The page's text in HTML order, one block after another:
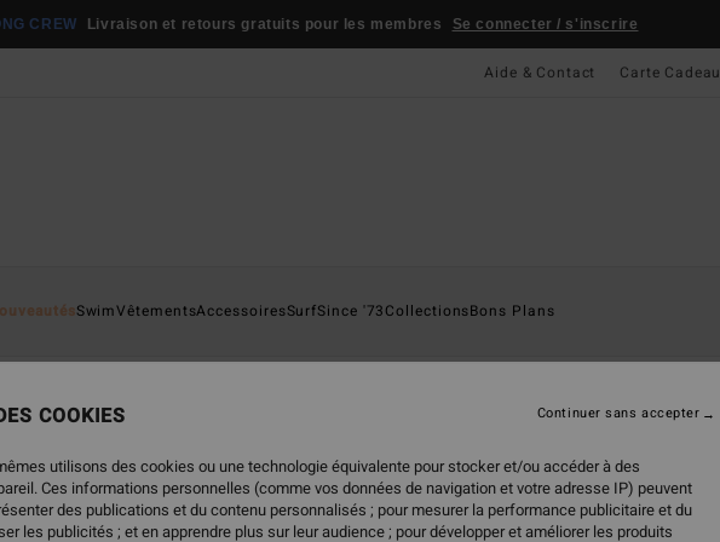
JEU CONCOURS Gagnez la planche emblématique d'Andy Irons 🏄
Aide & Contact Carte Cadeau
SwimVêtementsAccessoiresSurfSince '73CollectionsBons Plans
NOUVEAUTÉ NOUVEAUTÉ
COOKIES
utilisons des cookies ou une technologie équivalente pour stocker et/ou accéder à des
Ces informations personnelles (comme vos données de navigation et votre adresse IP) peuvent
des publications et du contenu personnalisés ; pour mesurer la performance publicitaire et du
les publicités ; et en apprendre plus sur leur audience ; pour développer et améliorer les produits
Continuer sans accepter